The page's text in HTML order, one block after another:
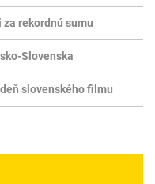
rekordnú sumu
Slovenska
slovenského filmu